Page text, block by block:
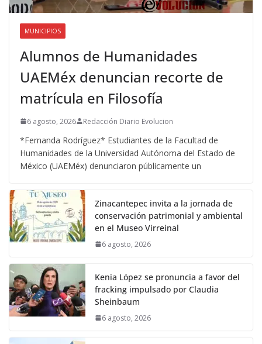
MUNICIPIOS
Alumnos de Humanidades
UAEMéx denuncian recorte de
matrícula en Filosofía
6 agosto, 2026 Redacción Diario Evolucion
*Fernanda Rodríguez* Estudiantes de la Facultad de
Humanidades de la Universidad Autónoma del Estado de
México (UAEMéx) denunciaron públicamente un
Zinacantepec invita a la jornada de
conservación patrimonial y ambiental
en el Museo Virreinal
6 agosto, 2026
Kenia López se pronuncia a favor del
fracking impulsado por Claudia
Sheinbaum
6 agosto, 2026